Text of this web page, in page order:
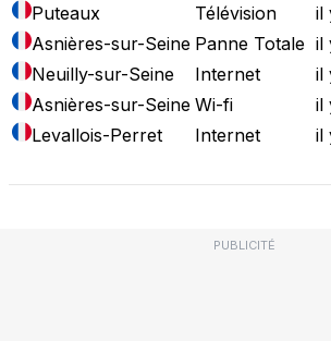
Puteaux
Télévision
il
Asnières-sur-Seine Panne Totale il
Neuilly-sur-Seine
Internet
il
Asnières-sur-Seine Wi-fi
il
Levallois-Perret
Internet il
PUBLICITÉ